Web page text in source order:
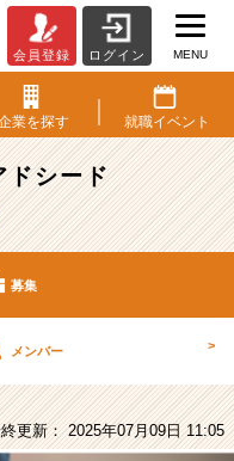
会員登録 ログイン MENU
業を探す 就職イベント
ドシード
募集
メンバー >
更新： 2025年07月09日 11:05